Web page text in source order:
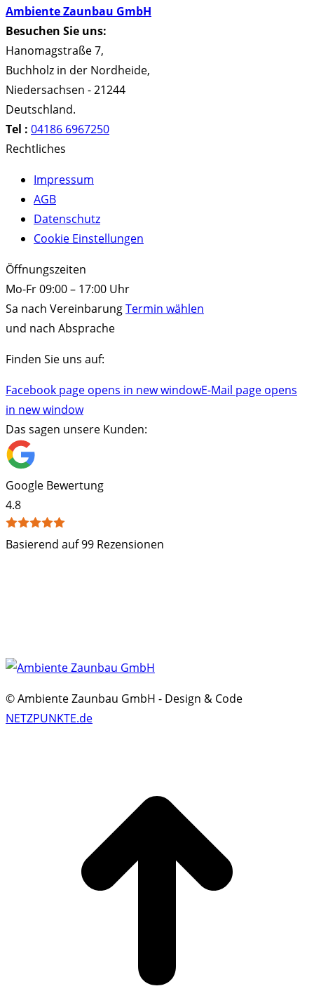
Ambiente Zaunbau GmbH
Besuchen Sie uns:
Hanomagstraße 7,
Buchholz in der Nordheide,
Niedersachsen -21244
Deutschland.
Tel : 04186 6967250
Rechtliches
Impressum
AGB
Datenschutz
Cookie Einstellungen
Öffnungszeiten
Mo-Fr 09:00 – 17:00 Uhr
Sa nach VereinbarungTermin wählen
und nach Absprache
Finden Sie uns auf:
Facebook page opens in new windowE-Mail page opens
in new window
Das sagen unsere Kunden:
Google Bewertung
4.8
Basierend auf 99 Rezensionen
© Ambiente Zaunbau GmbH - Design & Code
NETZPUNKTE.de